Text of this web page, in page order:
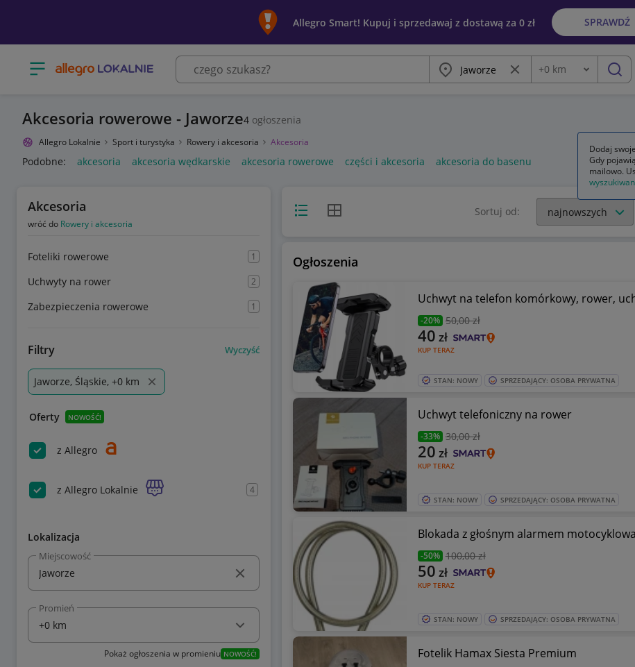
Allegro Smart! Kupuj i sprzedawaj z dostawą za 0 zł SPRAWDŹ
Otwórz menu z kategoriami Miasto Wyczyść frazę
Odległość
+0 km szukaj
Akcesoria rowerowe - Jaworze4 ogłoszenia
Allegro Lokalnie Sport i turystyka Rowery i akcesoria Akcesoria
Podobne: akcesoria akcesoria wędkarskie akcesoria rowerowe części i akcesoria akcesoria do basenu
Akcesoria
wróć do Rowery i akcesoria
Foteliki rowerowe 1
Uchwyty na rower 2
Zabezpieczenia rowerowe 1
Filtry Wyczyść
Jaworze, Śląskie, +0 km
Oferty NOWOŚĆ!
z Allegro
z Allegro Lokalnie 4
Lokalizacja
Miejscowość
Promień
Pokaż ogłoszenia w promieniu NOWOŚĆ!
Widok listyWidok siatki Sortuj od:
Ogłoszenia
Uchwyt na telefon komórkowy, rower,
-20% 50,00 zł
KUP TERAZ
40 zł
STAN: NOWY SPRZEDAJĄCY: OSOBA PRYWATNA
Uchwyt telefoniczny na rower
-33% 30,00 zł
KUP TERAZ
20 zł
STAN: NOWY SPRZEDAJĄCY: OSOBA PRYWATNA
Blokada z głośnym alarmem
-50% 100,00 zł
KUP TERAZ
50 zł
STAN: NOWY SPRZEDAJĄCY: OSOBA PRYWATNA
Fotelik Hamax Siesta Premium
Dodaj
Gdy
mailowo.